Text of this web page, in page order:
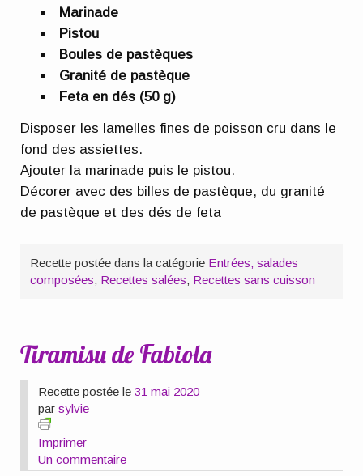
Marinade
Pistou
Boules de pastèques
Granité de pastèque
Feta en dés (50 g)
Disposer les lamelles fines de poisson cru dans le
fond des assiettes.
Ajouter la marinade puis le pistou.
Décorer avec des billes de pastèque, du granité
de pastèque et des dés de feta
Recette postée dans la catégorie Entrées, salades
composées, Recettes salées, Recettes sans cuisson
Tiramisu de Fabiola
Recette postée le31 mai 2020
parsylvie
Imprimer
Un commentaire